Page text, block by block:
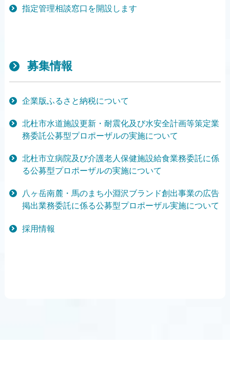
指定管理相談窓口を開設します
募集情報
企業版ふるさと納税について
北杜市水道施設更新・耐震化及び水安全計画等策定業
務委託公募型プロポーザルの実施について
北杜市立病院及び介護老人保健施設給食業務委託に係
る公募型プロポーザルの実施について
八ヶ岳南麓・馬のまち小淵沢ブランド創出事業の広告
掲出業務委託に係る公募型プロポーザル実施について
採用情報